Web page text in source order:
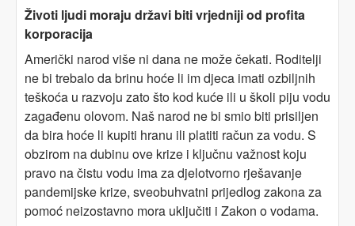
Životi ljudi moraju državi biti vrjedniji od profita
korporacija
Američki narod više ni dana ne može čekati. Roditelji
ne bi trebalo da brinu hoće li im djeca imati ozbiljnih
teškoća u razvoju zato što kod kuće ili u školi piju vodu
zagađenu olovom. Naš narod ne bi smio biti prisiljen
da bira hoće li kupiti hranu ili platiti račun za vodu. S
obzirom na dubinu ove krize i ključnu važnost koju
pravo na čistu vodu ima za djelotvorno rješavanje
pandemijske krize, sveobuhvatni prijedlog zakona za
pomoć neizostavno mora uključiti i Zakon o vodama.